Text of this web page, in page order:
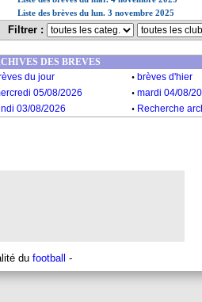
Liste des brèves du lun. 3 novembre 2025
Filtrer :
DES BREVES
du jour . brèves d'hier
05/08/2026 . mardi 04/08/
03/08/2026 . Recherche
du football -